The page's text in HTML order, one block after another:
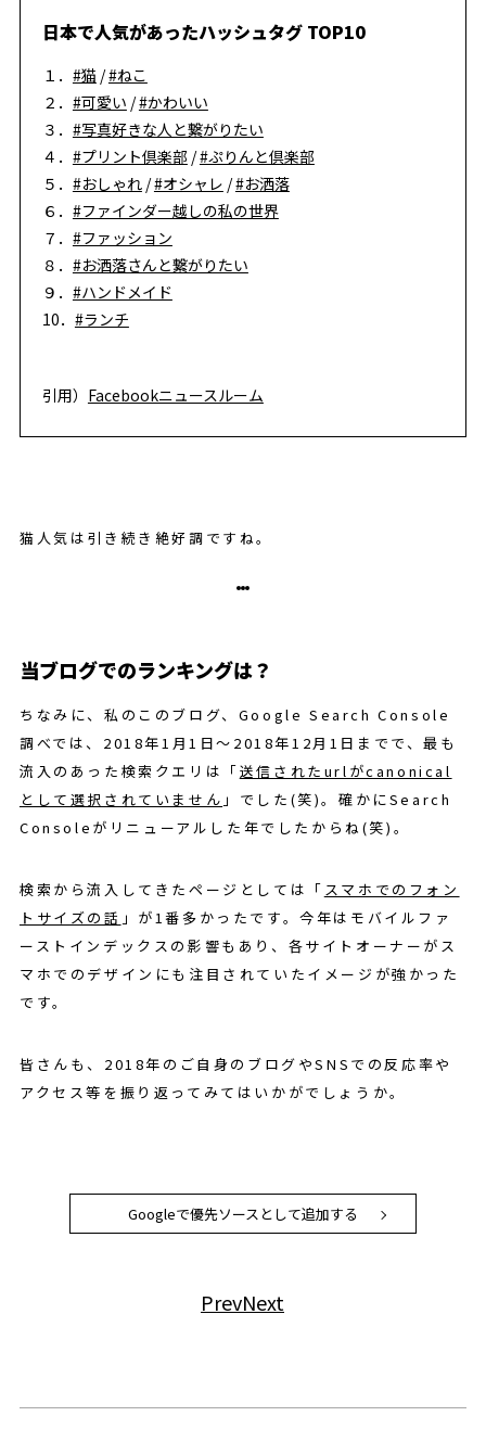
日本で人気があったハッシュタグ TOP10
１． #猫 /#ねこ
２． #可愛い /#かわいい
３． #写真好きな人と繋がりたい
４． #プリント倶楽部 /#ぷりんと倶楽部
５． #おしゃれ/#オシャレ /#お洒落
６． #ファインダー越しの私の世界
７． #ファッション
８． #お洒落さんと繋がりたい
９． #ハンドメイド
10． #ランチ
引用） Facebookニュースルーム
猫人気は引き続き絶好調ですね。
当ブログでのランキングは？
ちなみに、私のこのブログ、Google Search Console
調べでは、2018年1月1日～2018年12月1日までで、最も
流入のあった検索クエリは「送信されたurlがcanonical
として選択されていません 」でした(笑)。確かにSearch
Consoleがリニューアルした年でしたからね(笑)。
検索から流入してきたページとしては「 スマホでのフォン
トサイズの話 」が1番多かったです。今年はモバイルファ
ーストインデックスの影響もあり、各サイトオーナーがス
マホでのデザインにも注目されていたイメージが強かった
です。
皆さんも、2018年のご自身のブログやSNSでの反応率や
アクセス等を振り返ってみてはいかがでしょうか。
Googleで優先ソースとして追加する
PrevNext